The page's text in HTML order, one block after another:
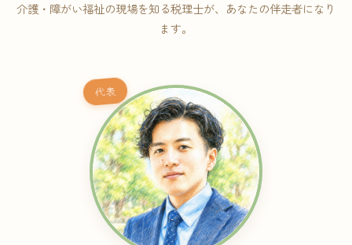
介護・障がい福祉の現場を知る税理士が、あなたの伴走者になり
ます。
代表